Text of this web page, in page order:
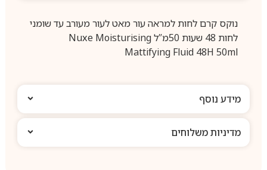
נוקס קרם לחות למראה עור מאט לעור מעורב עד שומני
לחות 48 שעות 50מ”ל Nuxe Moisturising
Mattifying Fluid 48H 50ml
מידע נוסף
מדיניות משלוחים